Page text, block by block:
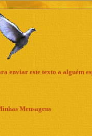
enviar este texto a alguém
Mensagens